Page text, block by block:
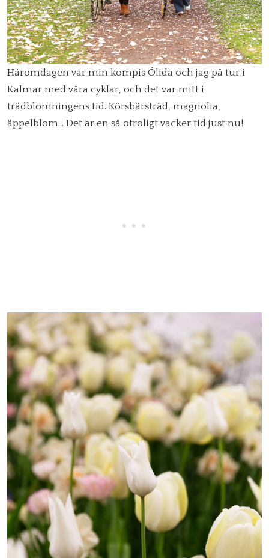
Häromdagen var min kompis Ólida och jag på tur i
Kalmar med våra cyklar, och det var mitt i
trädblomningens tid. Körsbärsträd, magnolia,
äppelblom… Det är en så otroligt vacker tid just nu!